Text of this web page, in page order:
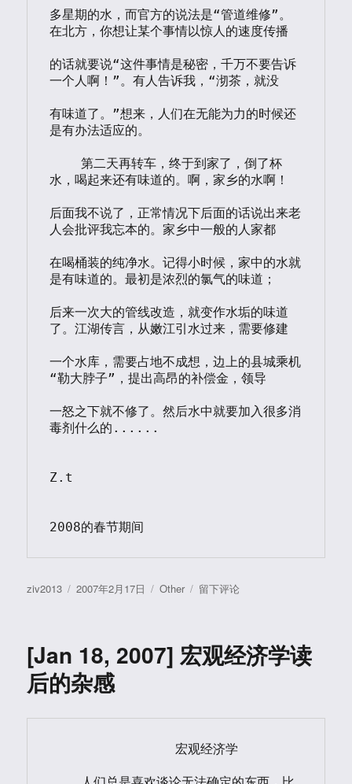
多星期的水，而官方的说法是“管道维修”。
在北方，你想让某个事情以惊人的速度传播
的话就要说“这件事情是秘密，千万不要告诉
一个人啊！”。有人告诉我，“沏茶，就没
有味道了。”想来，人们在无能为力的时候还
是有办法适应的。
    第二天再转车，终于到家了，倒了杯
水，喝起来还有味道的。啊，家乡的水啊！
后面我不说了，正常情况下后面的话说出来老
人会批评我忘本的。家乡中一般的人家都
在喝桶装的纯净水。记得小时候，家中的水就
是有味道的。最初是浓烈的氯气的味道；
后来一次大的管线改造，就变作水垢的味道
了。江湖传言，从嫩江引水过来，需要修建
一个水库，需要占地不成想，边上的县城乘机
“勒大脖子”，提出高昂的补偿金，领导
一怒之下就不修了。然后水中就要加入很多消
毒剂什么的......
Z.t
2008的春节期间
作
ziv2013
发
2007年2月17日
分
Other
于
2008]
归
Ⅱ
留下评论
[Jan 18, 2007] 宏观经济学读
后的杂感
		宏观经济学